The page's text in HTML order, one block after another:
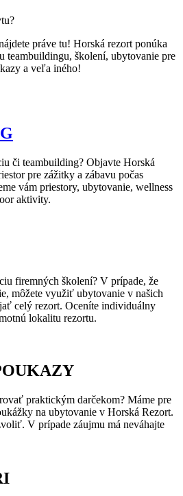
práve tu! Horská rezort ponúka
teambuildingu, školení, ubytovanie pre
a veľa iného!
či teambuilding? Objavte Horská
pre zážitky a zábavu počas
vám priestory, ubytovanie, wellness
aktivity.
firemných školení? V prípade, že
môžete využiť ubytovanie v našich
celý rezort. Oceníte individuálny
lokalitu rezortu.
praktickým darčekom? Máme pre
na ubytovanie v Horská Rezort.
V prípade záujmu má neváhajte